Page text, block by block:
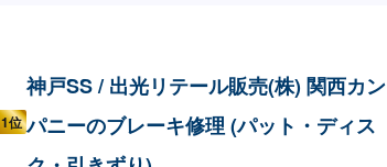
1位
神戸SS / 出光リテール販売(株) 関西カン
パニーのブレーキ修理 (パット・ディス